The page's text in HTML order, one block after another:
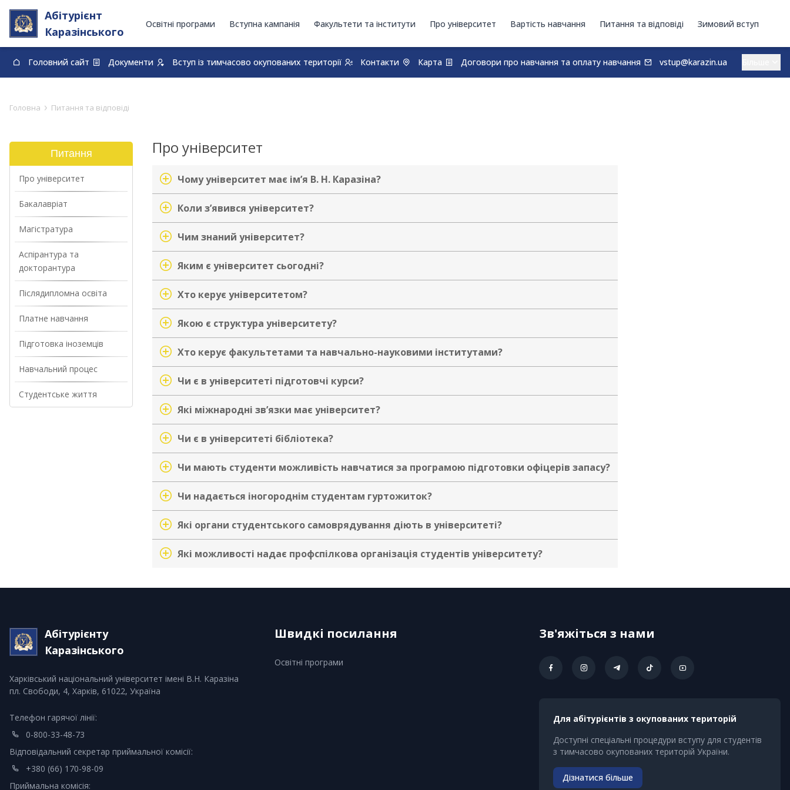
Абітурієнт
Каразінського
Освітні програми Вступна кампанія Факультети та інститути Про університет Вартість навчання Питання та відповіді Зимовий вступ
Головний сайт Документи Вступ із тимчасово окупованих території Контакти Карта Договори про навчання та оплату навчання
vstup@karazin.ua
0-800-33-48-73
Головна › Питання та відповіді
Питання
Про університет
Бакалавріат
Магістратура
Аспірантура та
докторантура
Післядипломна освіта
Платне навчання
Підготовка іноземців
Навчальний процес
Студентське життя
Про університет
Чому університет має ім’я В. Н. Каразіна?
Коли зʼявився університет?
Чим знаний університет?
Яким є університет сьогодні?
Хто керує університетом?
Якою є структура університету?
Хто керує факультетами та навчально-науковими інститутами?
Чи є в університеті підготовчі курси?
Які міжнародні зв’язки має університет?
Чи є в університеті бібліотека?
Чи мають студенти можливість навчатися за програмою підготовки офіцерів запасу?
Чи надається іногороднім студентам гуртожиток?
Які органи студентського самоврядування діють в університеті?
Які можливості надає профспілкова організація студентів університету?
Абітурієнту
Каразінського
Харківський національний університет імені В.Н. Каразіна
пл. Свободи, 4, Харків, 61022, Україна
Телефон гарячої лінії:
0-800-33-48-73
Відповідальний секретар приймальної комісії:
+380 (66) 170-98-09
Приймальна комісія:
Швидкі посилання
Освітні програми
Зв'яжіться з нами
Для абітурієнтів з окупованих територій
Доступні спеціальні процедури вступу для студентів
з тимчасово окупованих територій України.
Дізнатися більше